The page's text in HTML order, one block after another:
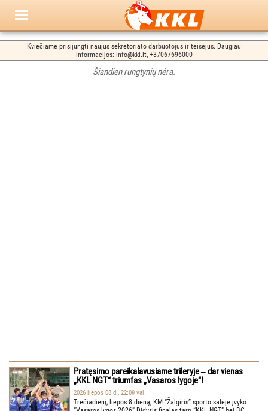
Kviečiame prisijungti naujus sekretoriato darbuotojus ir teisėjus. Daugiau
informacijos: info@kkl.lt, +37067696000
Šiandien rungtynių nėra.
Pratęsimo pareikalavusiame trileryje ‒ dar vienas
„KKL NGT“ triumfas „Vasaros lygoje“!
2026 liepos 08 d., 22:09 val.
Trečiadienį, liepos 8 dieną, KM “Žalgiris” sporto salėje įvyko